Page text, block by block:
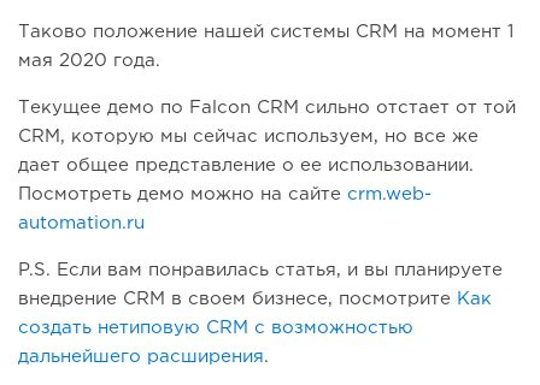
Таково положение нашей системы CRM на момент 1
мая 2020 года.
Текущее демо по Falcon CRM сильно отстает от той
CRM, которую мы сейчас используем, но все же
дает общее представление о ее использовании.
Посмотреть демо можно на сайте crm.web-
automation.ru
P.S. Если вам понравилась статья, и вы планируете
внедрение CRM в своем бизнесе, посмотрите
Как
создать нетиповую CRM с возможностью
дальнейшего расширения.